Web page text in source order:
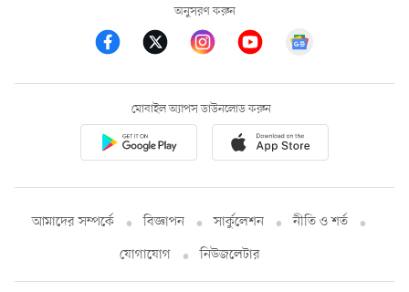
অনুসরণ করুন
মোবাইল অ্যাপস ডাউনলোড করুন
আমাদের সম্পর্কে বিজ্ঞাপন সার্কুলেশন
নীতি ও শর্ত
যোগাযোগ
নিউজলেটার